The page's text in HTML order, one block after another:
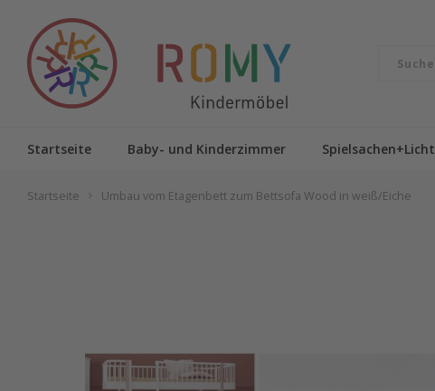
Startseite Baby- und Kinderzimmer Spielsachen+Licht
Startseite Umbau vom Etagenbett zum Bettsofa Wood in weiß/Eiche